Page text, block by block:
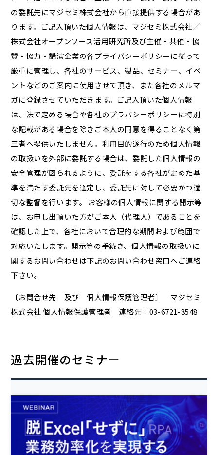
の委託先にマジセミ株式会社から直接提供する場合があ
ります。ご記入頂いた個人情報は、マジセミ株式会社／
株式会社オープンソース活用研究所及び主催・共催・協
賛・協力・講演企業の各プライバシーポリシーに従って
厳重に管理し、各社のサービス、製品、セミナー、イベ
ントなどのご案内に使用させて頂き、また各社のメルマ
ガに登録させていただきます。ご記入頂いた個人情報
は、法で定める場合や各社のプラバシーポリシーに特別
な記載がある場合を除きご本人の同意を得ることなく第
三者へ提供いたしません。利用目的遂行のため個人情報
の取扱いを外部に委託する場合は、委託した個人情報の
安全管理が図られるように、委託をする各社が定めた基
準を満たす委託先を選定し、委託先に対して必要かつ適
切な監督を行います。 お客様の個人情報に関する開示等
は、お申し出頂いた方がご本人（代理人）であることを
確認した上で、各社において合理的な期間および範囲で
対応いたします。開示等の手続き、個人情報の取扱いに
関するお問い合わせは下記のお問い合わせ窓口へご連絡
下さい。
〔お問合せ先 及び 個人情報保護管理者〕 マジセミ
株式会社 個人情報保護管理者 連絡先：03-6721-8548
過去開催のセミナー